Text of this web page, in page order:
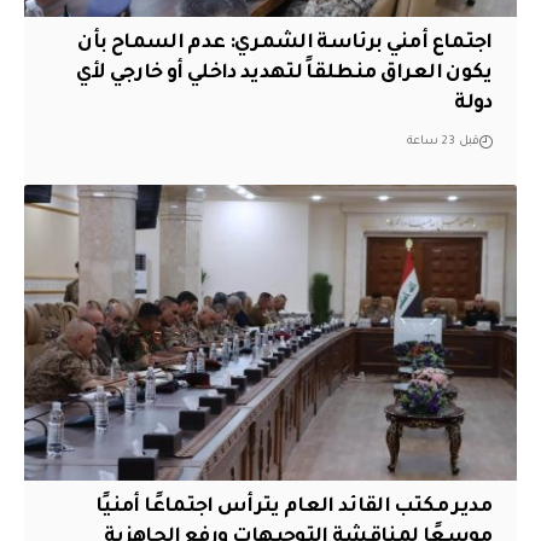
اجتماع أمني برئاسة الشمري: عدم السماح بأن
يكون العراق منطلقاً لتهديد داخلي أو خارجي لأي
دولة
قبل 23 ساعة
مدير مكتب القائد العام يترأس اجتماعًا أمنيًا